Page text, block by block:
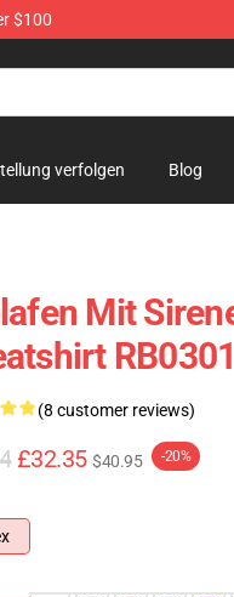
$100
verfolgen Blog
Mit
RB0301
(8 customer reviews)
£32.35 $40.95 -20%